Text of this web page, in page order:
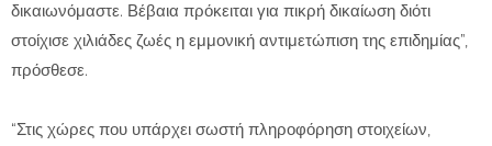
δικαιωνόμαστε. Βέβαια πρόκειται για πικρή δικαίωση διότι
στοίχισε χιλιάδες ζωές η εμμονική αντιμετώπιση της επιδημίας”,
πρόσθεσε.
“Στις χώρες που υπάρχει σωστή πληροφόρηση στοιχείων,